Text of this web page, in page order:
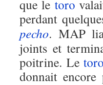
que le toro
perdant
pecho. MAP
joints et
poitrine. Letoro
donnait